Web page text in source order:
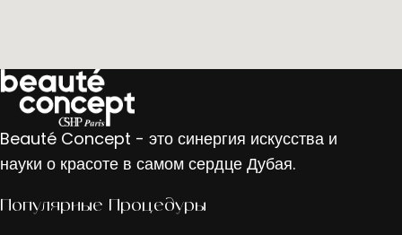
Beauté Concept - это синергия искусства и
науки о красоте в самом сердце Дубая.
Популярные Процедуры